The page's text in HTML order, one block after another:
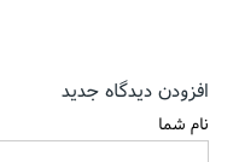
افزودن دیدگاه جدید
نام شما